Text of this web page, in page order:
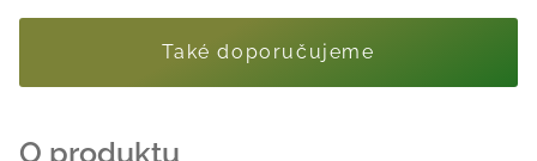
Také doporučujeme